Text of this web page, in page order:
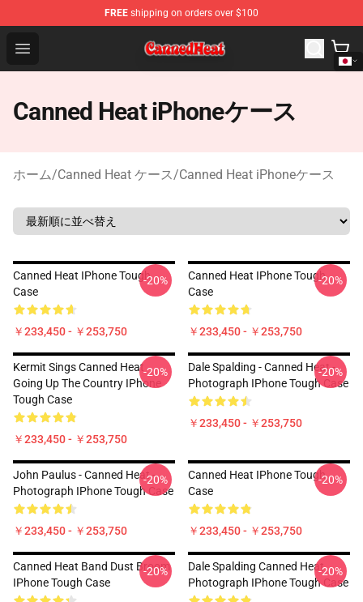
FREE shipping on orders over $100
Open menu
Canned Heat Store - Official Canned Heat Merchandise
Canned Heat iPhoneケース
ホーム/Canned Heat ケース/Canned Heat iPhoneケース
Canned Heat IPhone Tough
Case
￥233,450 - ￥253,750
-20%
Canned Heat IPhone Tough
Case
￥233,450 - ￥253,750
-20%
Kermit Sings Canned Heat
Going Up The Country IPhone
Tough Case
￥233,450 - ￥253,750
-20%
Dale Spalding - Canned Heat -
Photograph IPhone Tough Case
￥233,450 - ￥253,750
-20%
John Paulus - Canned Heat -
Photograph IPhone Tough Case
￥233,450 - ￥253,750
-20%
Canned Heat IPhone Tough
Case
￥233,450 - ￥253,750
-20%
Canned Heat Band Dust Broom
IPhone Tough Case
-20%
Dale Spalding Canned Heat
Photograph IPhone Tough Case
-20%